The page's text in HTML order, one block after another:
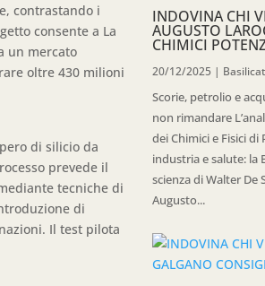
contrastando i
consente a La
un mercato
oltre 430 milioni
di silicio da
prevede il
tecniche di
di
Il test pilota
INDOVINA CHI
AUGUSTO
CHIMICI
20/12/2025 |
Scorie, petrolio e
non rimandare
dei Chimici e Fisici
industria e salute: la
scienza di Walter
Augusto...